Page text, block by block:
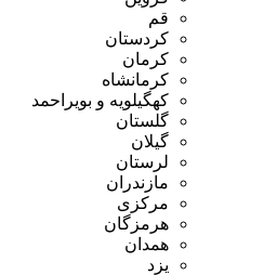
قم
کردستان
کرمان
کرمانشاه
کهگیلویه و بویراحمد
گلستان
گیلان
لرستان
مازندران
مرکزی
هرمزگان
همدان
یزد